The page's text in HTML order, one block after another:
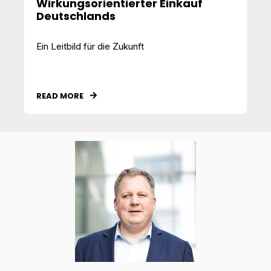
Wirkungsorientierter Einkauf
Deutschlands
Ein Leitbild für die Zukunft
READ MORE